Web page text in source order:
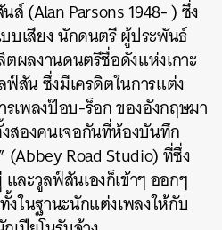
(Alan Parsons 1948- ) ซึ่ง
บเสียง นักดนตรี ผู้ประพันธ์
ตผลงานดนตรีชื่อดังแห่งเกาะ
สัน ซึ่งมีเครดิตในการแต่ง
เพลงป๊อบ-ร็อก ของอังกฤษมา
สองคนเจอกันที่ห้องบันทึก
(Abbey Road Studio) ที่ซึ่ง
ละวูลฟ์สันเองก็เข้าๆ ออกๆ
ในฐานะนักแต่งเพลงให้กับ